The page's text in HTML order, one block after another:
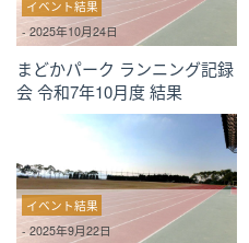
イベント結果
-2025年10月24日
まどかパーク ランニング記録
会 令和7年10月度 結果
イベント結果
-2025年9月22日